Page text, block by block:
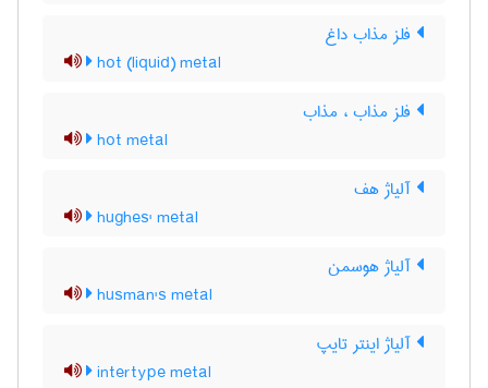
فلز مذاب داغ
hot (liquid) metal
فلز مذاب ، مذاب
hot metal
آلیاژ هف
hughes' metal
آلیاژ هوسمن
husman's metal
آلیاژ اینتر تایپ
intertype metal